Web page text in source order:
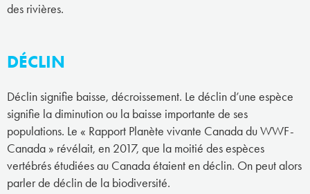
des rivières.
DÉCLIN
Déclin signifie baisse, décroissement. Le déclin d’une espèce
signifie la diminution ou la baisse importante de ses
populations. Le « Rapport Planète vivante Canada du WWF-
Canada » révélait, en 2017, que la moitié des espèces
vertébrés étudiées au Canada étaient en déclin. On peut alors
parler de déclin de la biodiversité.